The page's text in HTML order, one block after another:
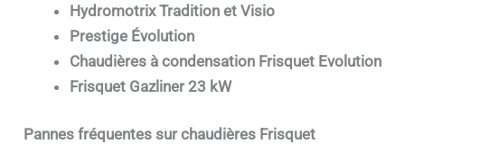
Hydromotrix Tradition et Visio
Prestige Évolution
Chaudières à condensation Frisquet Evolution
Frisquet Gazliner 23 kW
Pannes fréquentes sur chaudières Frisquet